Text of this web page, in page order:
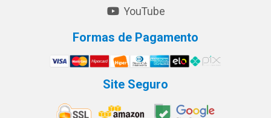
YouTube
Formas de Pagamento
Site Seguro